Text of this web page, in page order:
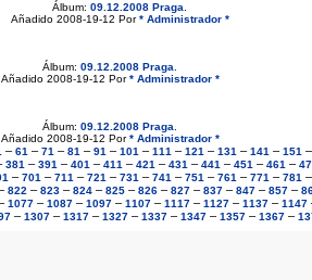
Álbum: 09.12.2008 Praga
Añadido 2008-19-12 Por* Administrador *
Álbum: 09.12.2008 Praga
Añadido 2008-19-12 Por* Administrador *
Álbum: 09.12.2008 Praga
Añadido 2008-19-12 Por* Administrador *
– 61 – 71 – 81 – 91 – 101 – 111 – 121 – 131 – 141 – 151
381 – 391 – 401 – 411 – 421 – 431 – 441 – 451 – 461 –
– 701 – 711 – 721 – 731 – 741 – 751 – 761 – 771 – 781
822 – 823– 824– 825– 826– 827– 837– 847– 857–
1077– 1087– 1097– 1107– 1117– 1127– 1137– 1147
– 1307– 1317– 1327– 1337– 1347– 1357– 1367–